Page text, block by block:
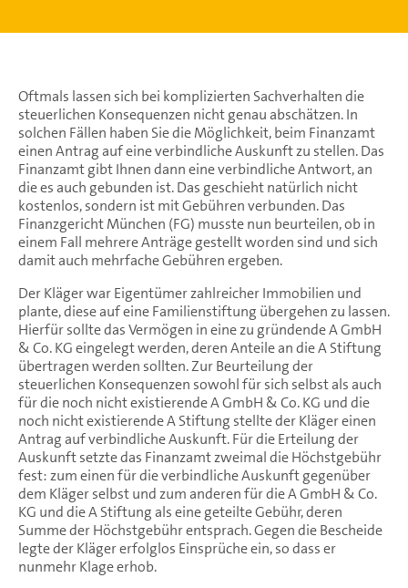
Oftmals lassen sich bei komplizierten Sachverhalten die
steuerlichen Konsequenzen nicht genau abschätzen. In
solchen Fällen haben Sie die Möglichkeit, beim Finanzamt
einen Antrag auf eine verbindliche Auskunft zu stellen. Das
Finanzamt gibt Ihnen dann eine verbindliche Antwort, an
die es auch gebunden ist. Das geschieht natürlich nicht
kostenlos, sondern ist mit Gebühren verbunden. Das
Finanzgericht München (FG) musste nun beurteilen, ob in
einem Fall mehrere Anträge gestellt worden sind und sich
damit auch mehrfache Gebühren ergeben.
Der Kläger war Eigentümer zahlreicher Immobilien und
plante, diese auf eine Familienstiftung übergehen zu lassen.
Hierfür sollte das Vermögen in eine zu gründende A GmbH
& Co. KG eingelegt werden, deren Anteile an die A Stiftung
übertragen werden sollten. Zur Beurteilung der
steuerlichen Konsequenzen sowohl für sich selbst als auch
für die noch nicht existierende A GmbH & Co. KG und die
noch nicht existierende A Stiftung stellte der Kläger einen
Antrag auf verbindliche Auskunft. Für die Erteilung der
Auskunft setzte das Finanzamt zweimal die Höchstgebühr
fest: zum einen für die verbindliche Auskunft gegenüber
dem Kläger selbst und zum anderen für die A GmbH & Co.
KG und die A Stiftung als eine geteilte Gebühr, deren
Summe der Höchstgebühr entsprach. Gegen die Bescheide
legte der Kläger erfolglos Einsprüche ein, so dass er
nunmehr Klage erhob.